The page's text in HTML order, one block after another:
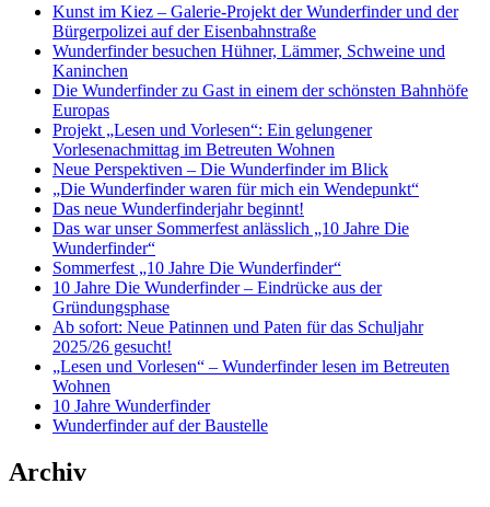
Kunst im Kiez – Galerie-Projekt der Wunderfinder und der
Bürgerpolizei auf der Eisenbahnstraße
Wunderfinder besuchen Hühner, Lämmer, Schweine und
Kaninchen
Die Wunderfinder zu Gast in einem der schönsten Bahnhöfe
Europas
Projekt „Lesen und Vorlesen“: Ein gelungener
Vorlesenachmittag im Betreuten Wohnen
Neue Perspektiven – Die Wunderfinder im Blick
„Die Wunderfinder waren für mich ein Wendepunkt“
Das neue Wunderfinderjahr beginnt!
Das war unser Sommerfest anlässlich „10 Jahre Die
Wunderfinder“
Sommerfest „10 Jahre Die Wunderfinder“
10 Jahre Die Wunderfinder – Eindrücke aus der
Gründungsphase
Ab sofort: Neue Patinnen und Paten für das Schuljahr
2025/26 gesucht!
„Lesen und Vorlesen“ – Wunderfinder lesen im Betreuten
Wohnen
10 Jahre Wunderfinder
Wunderfinder auf der Baustelle
Archiv